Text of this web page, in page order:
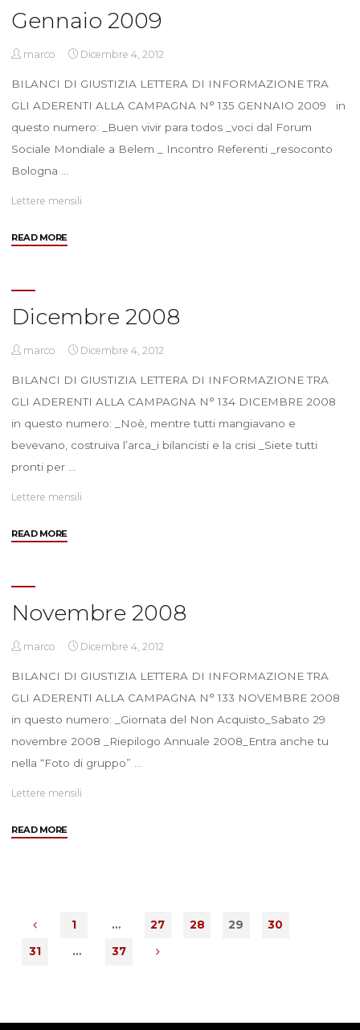
Gennaio 2009
marco Dicembre 4, 2012
BILANCI DI GIUSTIZIA LETTERA DI INFORMAZIONE TRA
GLI ADERENTI ALLA CAMPAGNA N° 135 GENNAIO 2009 in
questo numero: _Buen vivir para todos _voci dal Forum
Sociale Mondiale a Belem _ Incontro Referenti _resoconto
Bologna …
Lettere mensili
READ MORE"Gennaio
Dicembre 2008
marco Dicembre 4, 2012
BILANCI DI GIUSTIZIA LETTERA DI INFORMAZIONE TRA
GLI ADERENTI ALLA CAMPAGNA N° 134 DICEMBRE 2008
in questo numero: _Noè, mentre tutti mangiavano e
bevevano, costruiva l’arca_i bilancisti e la crisi _Siete tutti
pronti per …
Lettere mensili
READ MORE"Dicembre
Novembre 2008
marco Dicembre 4, 2012
BILANCI DI GIUSTIZIA LETTERA DI INFORMAZIONE TRA
GLI ADERENTI ALLA CAMPAGNA N° 133 NOVEMBRE 2008
in questo numero: _Giornata del Non Acquisto_Sabato 29
novembre 2008 _Riepilogo Annuale 2008_Entra anche tu
nella “Foto di gruppo” …
Lettere mensili
READ MORE"Novembre
1 … 27 28 29 30
31 … 37